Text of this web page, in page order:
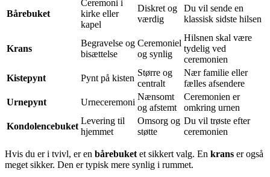
Bårebuket
Ceremoni i
kirke eller
kapel
Diskret og
værdig
Du vil sende en
klassisk sidste hilsen
Krans
Begravelse og
bisættelse
Ceremoniel
og synlig
Hilsnen skal være
tydelig ved
ceremonien
Kistepynt
Pynt på kisten
Større og
centralt
Nær familie eller
fælles afsendere
Urnepynt
Urneceremoni
Nænsomt
og afstemt
Ceremonien er
omkring urnen
Kondolencebuket
Levering til
hjemmet
Omsorg og
støtte
Du vil trøste efter
ceremonien
Hvis du er i tvivl, er en bårebuketet sikkert valg. En krans er også
meget sikker. Den er typisk mere synlig i rummet.